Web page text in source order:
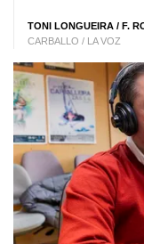
TONI LONGUEIRA / F.
CARBALLO / LA VOZ